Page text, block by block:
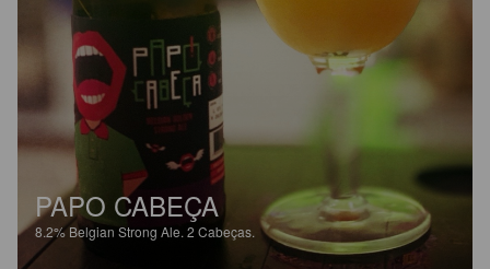
PAPO CABEÇA
8.2%Belgian Strong Ale. 2 Cabeças.